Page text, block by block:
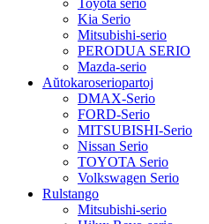
Kia Serio
Mitsubishi-serio
PERODUA SERIO
Mazda-serio
Aŭtokaroseriopartoj
DMAX-Serio
FORD-Serio
MITSUBISHI-Serio
Nissan Serio
TOYOTA Serio
Volkswagen Serio
Rulstango
Mitsubishi-serio